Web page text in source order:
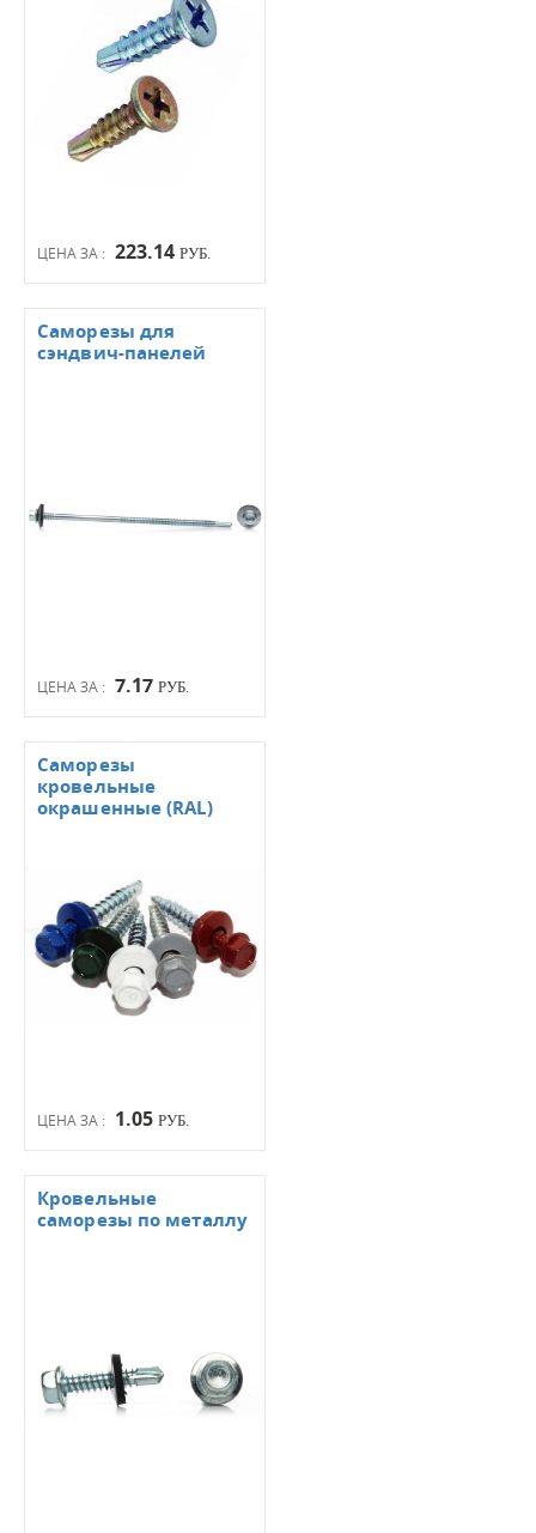
ЦЕНА ЗА : 223.14 РУБ.
ЦЕНА ЗА : 7.17 РУБ.
Саморезы для
сэндвич-панелей
ЦЕНА ЗА : 1.05 РУБ.
Саморезы
кровельные
окрашенные (RAL)
Кровельные
саморезы по металлу